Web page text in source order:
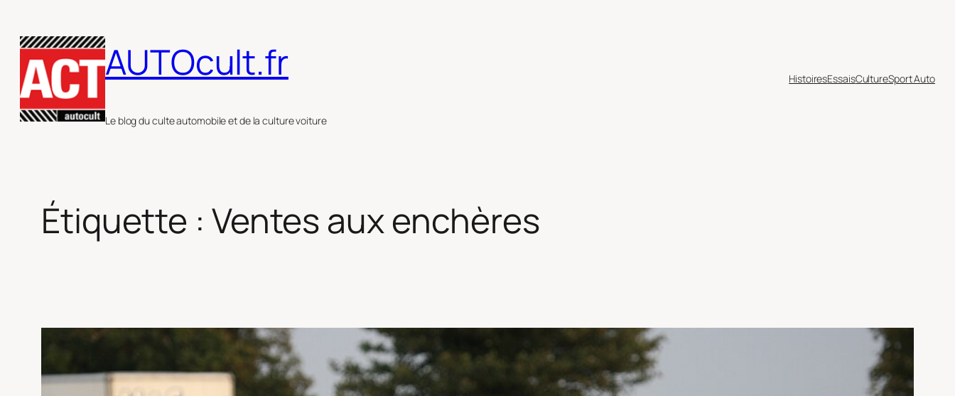
au
contenu
AUTOcult.fr
Le blog du culte automobile et de la culture voiture
HistoiresEssaisCultureSport Auto
Étiquette : Ventes aux enchères